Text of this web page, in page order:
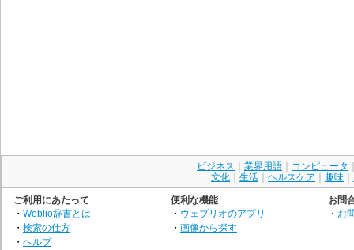
ビジネス 業界用語 コンピュータ
文化
生活 ヘルスケア 趣味
ご利用にあたって
・ Weblio辞書とは
・ 検索の仕方
・ ヘルプ
便利な機能
・ ウェブリオのアプリ
・ 画像から探す
お問
・ お